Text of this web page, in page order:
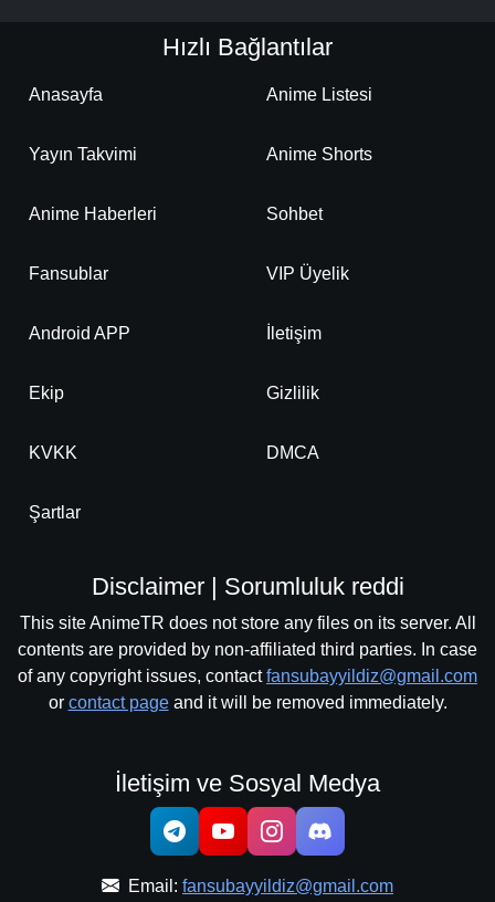
Hızlı Bağlantılar
Anasayfa Anime Listesi
Yayın Takvimi Anime Shorts
Anime Haberleri Sohbet
Fansublar VIP Üyelik
Android APP İletişim
Ekip Gizlilik
KVKK DMCA
Şartlar
Disclaimer | Sorumluluk reddi
This site AnimeTR does not store any files on its server. All
contents are provided by non-affiliated third parties. In case
of any copyright issues, contactfansubayyildiz@gmail.com
or contact pageand it will be removed immediately.
İletişim ve Sosyal Medya
Email: fansubayyildiz@gmail.com